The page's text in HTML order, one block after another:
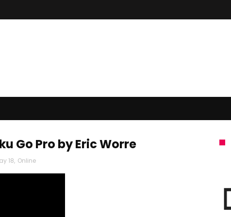
Go Pro by Eric Worre
18, Online